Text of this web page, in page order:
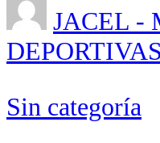
JACEL -
DEPORTIVAS
Sin categoría